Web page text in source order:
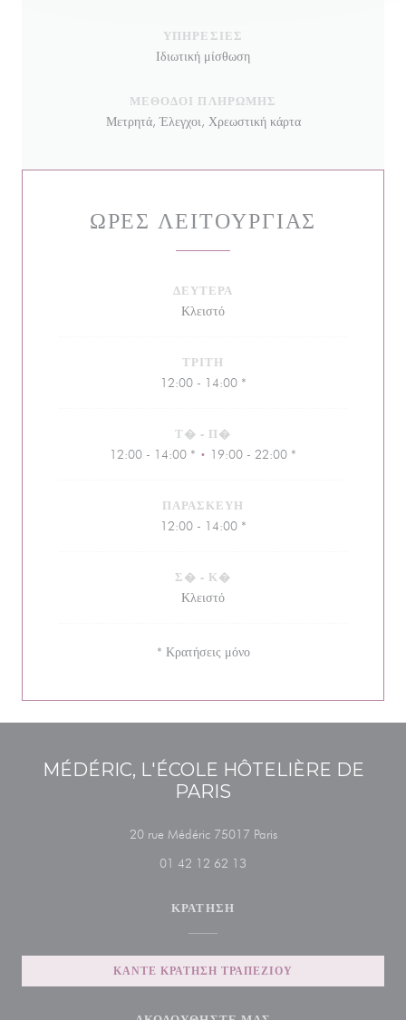
ΥΠΗΡΕΣΊΕΣ
Ιδιωτική μίσθωση
ΜΈΘΟΔΟΙ ΠΛΗΡΩΜΉΣ
Μετρητά, Έλεγχοι, Χρεωστική κάρτα
ΏΡΕΣ ΛΕΙΤΟΥΡΓΊΑΣ
ΔΕΥΤΈΡΑ
Κλειστό
ΤΡΊΤΗ
12:00 - 14:00 *
Τ� - Π�
12:00 - 14:00 * • 19:00 - 22:00 *
ΠΑΡΑΣΚΕΥΉ
12:00 - 14:00 *
Σ� - Κ�
Κλειστό
* Κρατήσεις μόνο
MÉDÉRIC, L'ÉCOLE HÔTELIÈRE DE
PARIS
20 rue Médéric 75017 Paris((ανοίγει σε νέο
01 42 12 62 13
ΚΡΆΤΗΣΗ
ΚΆΝΤΕ ΚΡΆΤΗΣΗ ΤΡΑΠΕΖΙΟΎ